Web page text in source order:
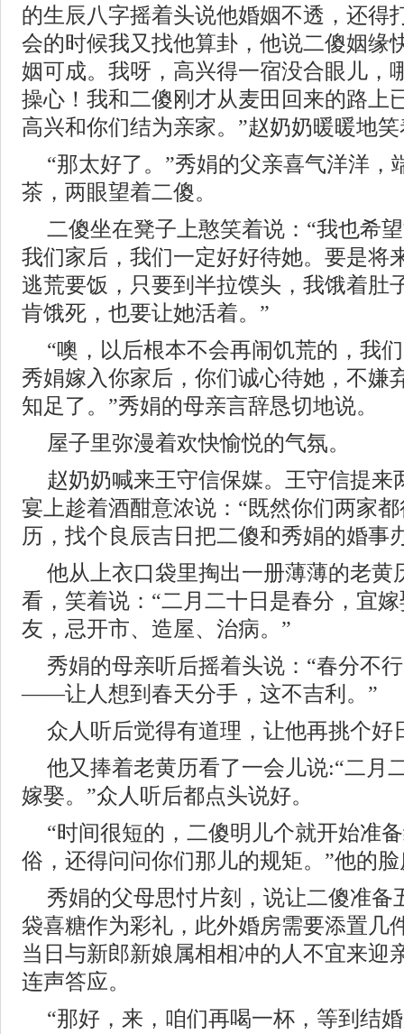
的生辰八字摇着头说他婚姻不透，还得
会的时候我又找他算卦，他说二傻姻缘
姻可成。我呀，高兴得一宿没合眼儿，
操心！我和二傻刚才从麦田回来的路上
高兴和你们结为亲家。”赵奶奶暖暖地
“那太好了。”秀娟的父亲喜气洋洋，
茶，两眼望着二傻。
二傻坐在凳子上憨笑着说：“我也希
我们家后，我们一定好好待她。要是将
逃荒要饭，只要到半拉馍头，我饿着肚
肯饿死，也要让她活着。”
“噢，以后根本不会再闹饥荒的，我
秀娟嫁入你家后，你们诚心待她，不嫌
知足了。”秀娟的母亲言辞恳切地说。
屋子里弥漫着欢快愉悦的气氛。
赵奶奶喊来王守信保媒。王守信提来
宴上趁着酒酣意浓说：“既然你们两家
历，找个良辰吉日把二傻和秀娟的婚事
他从上衣口袋里掏出一册薄薄的老黄
看，笑着说：“二月二十日是春分，宜
友，忌开市、造屋、治病。”
秀娟的母亲听后摇着头说：“春分不
——让人想到春天分手，这不吉利。”
众人听后觉得有道理，让他再挑个好
他又捧着老黄历看了一会儿说:“二月
嫁娶。”众人听后都点头说好。
“时间很短的，二傻明儿个就开始准
俗，还得问问你们那儿的规矩。”他的
秀娟的父母思忖片刻，说让二傻准备
袋喜糖作为彩礼，此外婚房需要添置几
当日与新郎新娘属相相冲的人不宜来迎
连声答应。
“那好，来，咱们再喝一杯，等到结